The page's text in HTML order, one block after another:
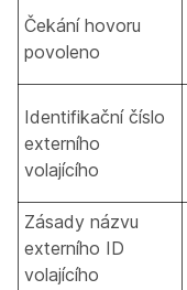
Čekání hovoru
povoleno
Identifikační číslo
externího
volajícího
Zásady názvu
externího ID
volajícího